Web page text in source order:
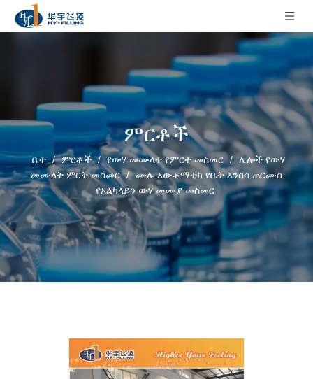
ምርቶች
ቤት / ምርቶች / የውሃ መሙላት የምርት መስመር / ሌሎች የውሃ
መሙላት ምርት መስመር / ሙሉ አውቶማቲክ የቤት እንስሳ ጠርሙስ
የአልካላይን ውሃ መሙያ መስመር